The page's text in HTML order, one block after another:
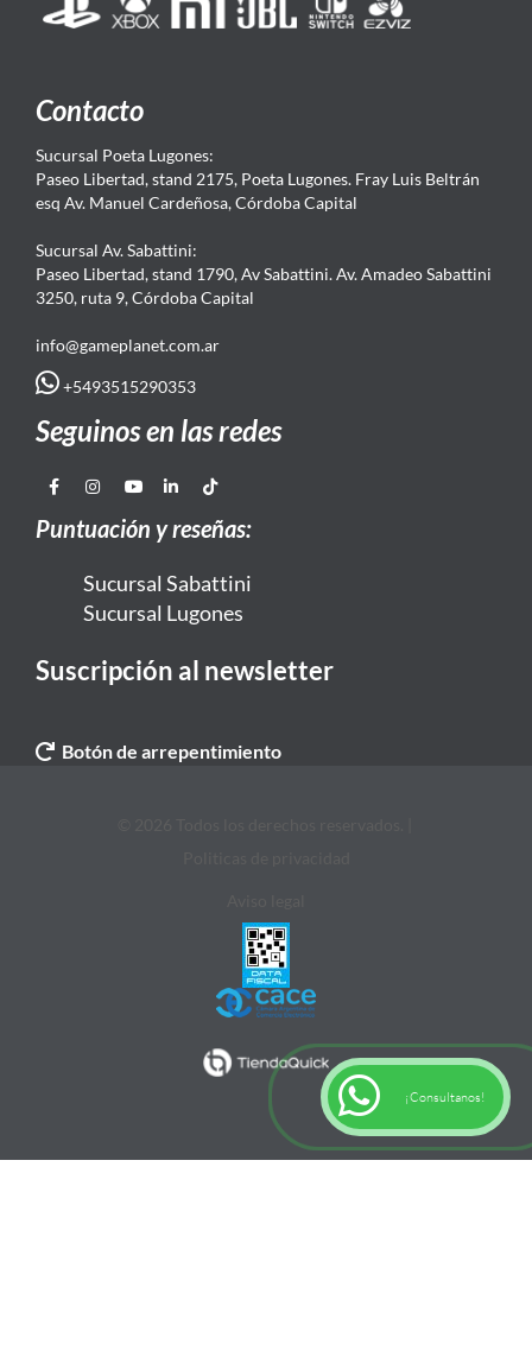
Contacto
Sucursal Poeta Lugones:
Paseo Libertad, stand 2175, Poeta Lugones. Fray Luis Beltrán
esq Av. Manuel Cardeñosa, Córdoba Capital
Sucursal Av. Sabattini:
Paseo Libertad, stand 1790, Av Sabattini. Av. Amadeo Sabattini
3250, ruta 9, Córdoba Capital
info@gameplanet.com.ar
+5493515290353
Seguinos en las redes
Puntuación y reseñas:
Sucursal Sabattini
Sucursal Lugones
Suscripción al newsletter
Botón de arrepentimiento
¡Consultanos!